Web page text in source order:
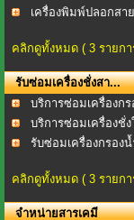
เครื่องพิมพ์ปลอกสา
คลิกดูทั้งหมด ( 3 รายกา
รับซ่อมเครื่องชั่งสา...
บริการซ่อมเครื่องก
บริการซ่อมเครื่องชั่ง
รับซ่อมเครื่องกรอง
คลิกดูทั้งหมด ( 3 รายกา
จำหน่ายสารเคมี